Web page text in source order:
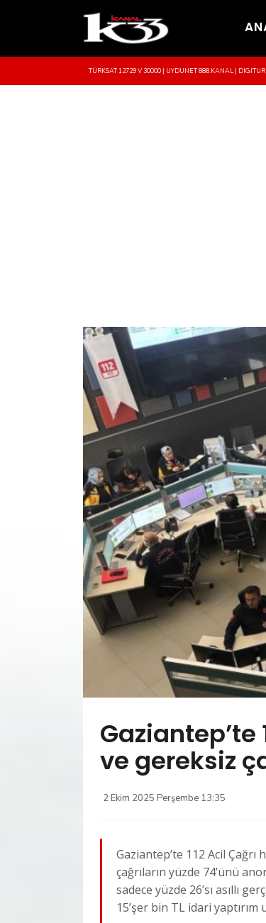
TÜRKSAT 12729 V 30000 | UYDUNET 888.KANAL |
Gaziantep’te
ve gereksiz
2 Ekim 2025 Perşembe 13:35
Gaziantep’te 112 Acil Çağrı
çağrıların yüzde 74’ünü
sadece yüzde 26’sı asıllı
15’şer bin TL idari yaptırım